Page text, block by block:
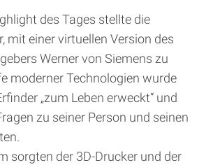
des Tages stellte die
mit einer virtuellen Version des
Werner von Siemens zu
moderner Technologien wurde
„zum Leben erweckt“ und
zu seiner Person und seinen
sorgten der 3D-Drucker und der